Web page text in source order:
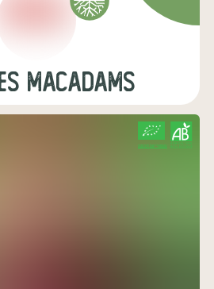
macadams
CERTIFIÉ PAR FR-BIO-01
AGRICULTURE FRANCE